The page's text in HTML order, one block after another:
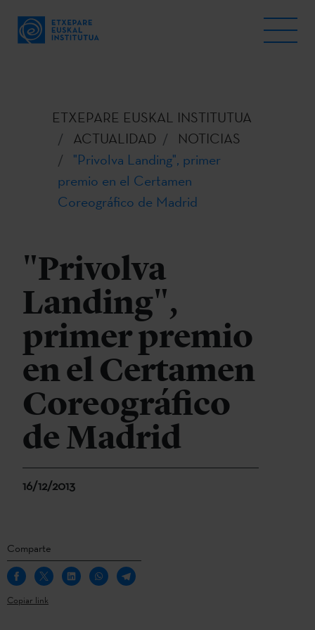
ETXEPARE EUSKAL INSTITUTUA
ACTUALIDAD
NOTICIAS
"Privolva Landing", primer
premio en el Certamen
Coreográfico de Madrid
"Privolva
Landing",
primer premio
en el Certamen
Coreográfico
de Madrid
16/12/2013
Comparte
Copiar link